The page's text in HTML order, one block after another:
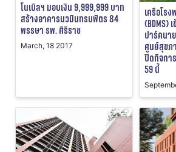
โนเบิลฯ มอบเงิน 9,999,999 บาท
สร้างอาคารนวมินทรบพิตร 84
พรรษา รพ. ศิริราช
March, 18 2017
เครือโร
(BDMS)
ปาร์คนา
ศูนย์สุขภ
ปิดกิจกา
59 นี้